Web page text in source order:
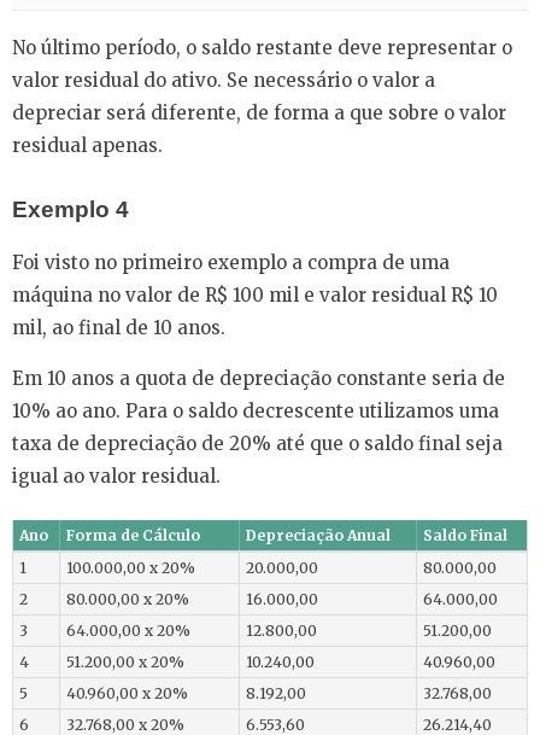
No último período, o saldo restante deve representar o
valor residual do ativo. Se necessário o valor a
depreciar será diferente, de forma a que sobre o valor
residual apenas.
Exemplo 4
Foi visto no primeiro exemplo a compra de uma
máquina no valor de R$ 100 mil e valor residual R$ 10
mil, ao final de 10 anos.
Em 10 anos a quota de depreciação constante seria de
10% ao ano. Para o saldo decrescente utilizamos uma
taxa de depreciação de 20% até que o saldo final seja
igual ao valor residual.
Ano Forma de Cálculo Depreciação Anual
Saldo Final
1
100.000,00 x 20% 20.000,00
80.000,00
2
80.000,00 x 20% 16.000,00
64.000,00
3
64.000,00 x 20% 12.800,00
51.200,00
4
51.200,00 x 20% 10.240,00
40.960,00
5
40.960,00 x 20% 8.192,00
32.768,00
6
32.768,00 x 20% 6.553,60
26.214,40